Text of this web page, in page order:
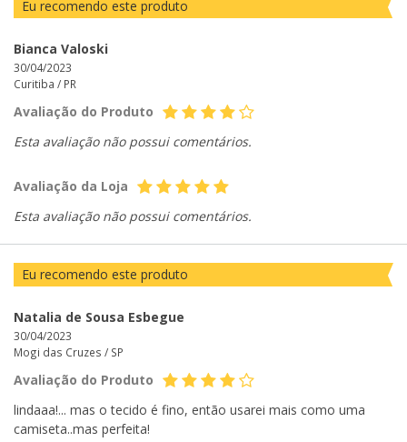
Eu recomendo este produto
Bianca Valoski
30/04/2023
Curitiba / PR
Avaliação do Produto
Esta avaliação não possui comentários.
Avaliação da Loja
Esta avaliação não possui comentários.
Eu recomendo este produto
Natalia de Sousa Esbegue
30/04/2023
Mogi das Cruzes / SP
Avaliação do Produto
lindaaa!... mas o tecido é fino, então usarei mais como uma
camiseta..mas perfeita!